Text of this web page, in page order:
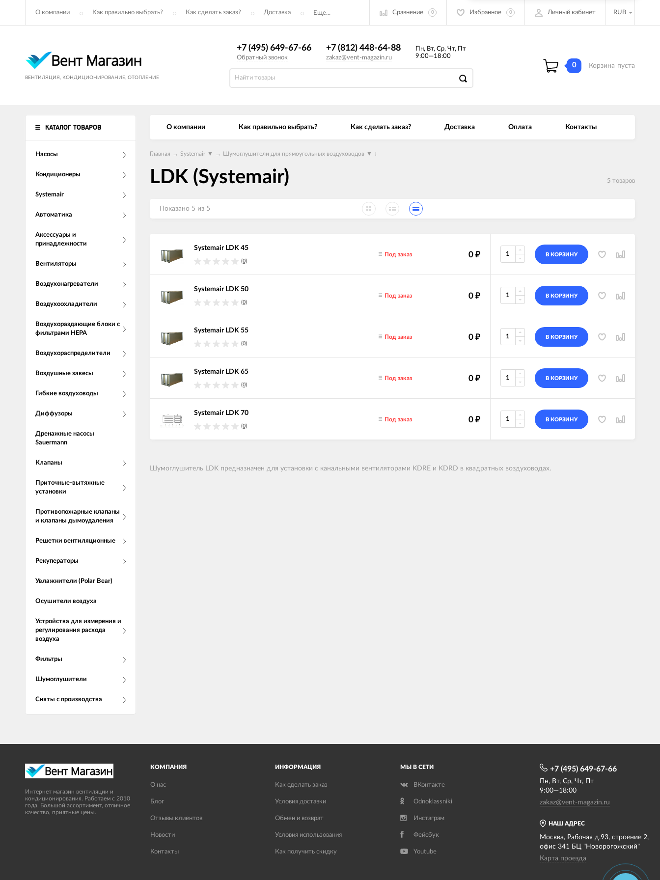
О компании Как правильно выбрать? Как сделать заказ? Доставка Еще... Сравнение 0 Избранное 0 Личный кабинет RUB
ВЕНТИЛЯЦИЯ, КОНДИЦИОНИРОВАНИЕ, ОТОПЛЕНИЕ
+7 (495) 649-67-66
Обратный звонок
+7 (812) 448-64-88
zakaz@vent-magazin.ru
Пн, Вт, Ср, Чт, Пт
9:00—18:00
0 Корзина пуста
КАТАЛОГ ТОВАРОВ
Насосы
Кондиционеры
Systemair
Автоматика
Аксессуары и
принадлежности
Вентиляторы
Воздухонагреватели
Воздухоохладители
Воздухораздающие блоки с
фильтрами НЕРА
Воздухораспределители
Воздушные завесы
Гибкие воздуховоды
Диффузоры
Дренажные насосы
Sauermann
Клапаны
Приточные-вытяжные
установки
Противопожарные клапаны
и клапаны дымоудаления
Решетки вентиляционные
Рекуператоры
Увлажнители (Polar Bear)
Осушители воздуха
Устройства для измерения и
регулирования расхода
воздуха
Фильтры
Шумоглушители
Сняты с производства
О компании Как правильно выбрать? Как сделать заказ? Доставка Оплата Контакты
Главная → Systemair ▼ → Шумоглушители для прямоугольных воздуховодов ▼ ↓
LDK (Systemair) 5 товаров
Показано 5 из 5
Systemair LDK 45
(0)
0 ₽
Под заказ В КОРЗИНУ
Systemair LDK 50
(0)
0 ₽
Под заказ В КОРЗИНУ
Systemair LDK 55
(0)
0 ₽
Под заказ В КОРЗИНУ
Systemair LDK 65
(0)
0 ₽
Под заказ В КОРЗИНУ
Systemair LDK 70
(0)
0 ₽
Под заказ В КОРЗИНУ
Шумоглушитель LDK предназначен для установки с канальными вентиляторами KDRE и KDRD в квадратных воздуховодах.
Интернет магазин вентиляции и
кондиционирования. Работаем с 2010
года. Большой ассортимент, отличное
качество, приятные цены.
КОМПАНИЯ
О нас
Блог
Отзывы клиентов
Новости
Контакты
ИНФОРМАЦИЯ
Как сделать заказ
Условия доставки
Обмен и возврат
Условия использования
Как получить скидку
МЫ В СЕТИ
ВКонтакте
Odnoklassniki
Инстаграм
Фейсбук
Youtube
НАШ АДРЕС
Москва, Рабочая д.93, строение 2,
офис 341 БЦ "Новорогожский"
Карта проезда
+7 (495) 649-67-66
Пн, Вт, Ср, Чт, Пт
9:00—18:00
zakaz@vent-magazin.ru